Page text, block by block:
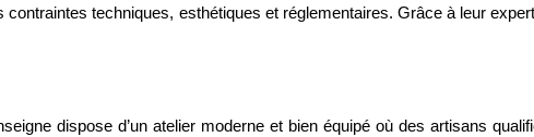
techniques, esthétiques et réglementaires. Grâce à leur
dispose d’un atelier moderne et bien équipé où des artisans